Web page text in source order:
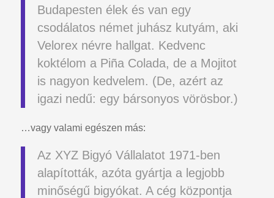
Budapesten élek és van egy
csodálatos német juhász kutyám, aki
Velorex névre hallgat. Kedvenc
koktélom a Piña Colada, de a Mojitot
is nagyon kedvelem. (De, azért az
igazi nedű: egy bársonyos vörösbor.)
…vagy valami egészen más:
Az XYZ Bigyó Vállalatot 1971-ben
alapították, azóta gyártja a legjobb
minőségű bigyókat. A cég központja